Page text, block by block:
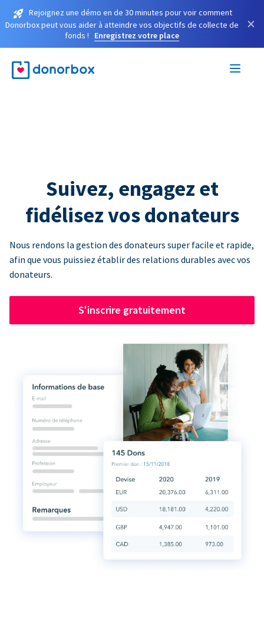
Rejoignez une démo en de 30 minutes pour voir comment
Donorbox peut vous aider à atteindre vos objectifs de collecte de
fonds !
Enregistrez votre place
×
Suivez, engagez et
fidélisez vos donateurs
Nous rendons la gestion des donateurs super facile et rapide,
afin que vous puissiez établir des relations durables avec vos
donateurs.
S'inscrire gratuitement